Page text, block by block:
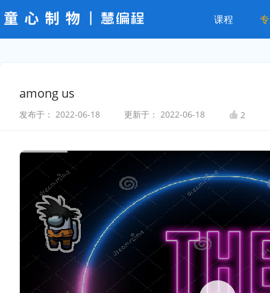
课程
among us
发布于： 2022-06-18 更新于： 2022-06-18 2